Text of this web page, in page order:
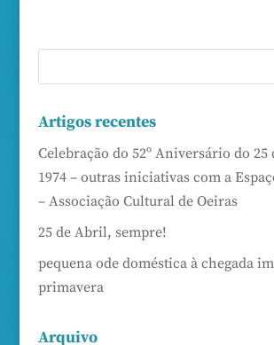
Artigos recentes
Celebração do 52º Aniversário do
1974 – outras iniciativas com a
– Associação Cultural de Oeiras
25 de Abril, sempre!
pequena ode doméstica à chegada
primavera
Arquivo